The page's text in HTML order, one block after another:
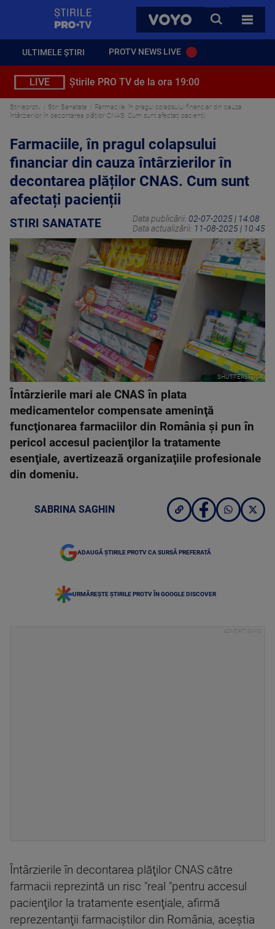
VOYO
CAUTA
TOATE
ULTIMELE ȘTIRI PROTV NEWS LIVE
LIVE Știrile PRO TV de la ora 19:00
Stirileprotv Stiri Sanatate
Farmaciile, în pragul colapsului financiar din cauza
întârzierilor în decontarea plăților CNAS. Cum sunt afectați pacienții
Farmaciile, în pragul colapsului
financiar din cauza întârzierilor în
decontarea plăților CNAS. Cum sunt
afectați pacienții
STIRI SANATATE Data publicării: 02-07-2025 | 14:08
Data actualizării: 11-08-2025 | 10:45
SHUTTERSTOCK
Întârzierile mari ale CNAS în plata
medicamentelor compensate ameninţă
funcţionarea farmaciilor din România şi pun în
pericol accesul pacienţilor la tratamente
esenţiale, avertizează organizaţiile profesionale
din domeniu.
SABRINA SAGHIN
ADAUGĂ ȘTIRILE PROTV CA SURSĂ PREFERATĂ
URMĂREȘTE ȘTIRILE PROTV ÎN GOOGLE DISCOVER
Întârzierile în decontarea plăţilor CNAS către
farmacii reprezintă un risc "real "pentru accesul
pacienţilor la tratamente esenţiale, afirmă
reprezentanţii farmaciştilor din România, aceştia